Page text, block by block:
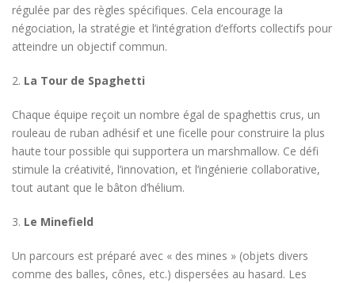
régulée par des règles spécifiques. Cela encourage la
négociation, la stratégie et l’intégration d’efforts collectifs pour
atteindre un objectif commun.
2. La Tour de Spaghetti
Chaque équipe reçoit un nombre égal de spaghettis crus, un
rouleau de ruban adhésif et une ficelle pour construire la plus
haute tour possible qui supportera un marshmallow. Ce défi
stimule la créativité, l’innovation, et l’ingénierie collaborative,
tout autant que le bâton d’hélium.
3. Le Minefield
Un parcours est préparé avec « des mines » (objets divers
comme des balles, cônes, etc.) dispersées au hasard. Les